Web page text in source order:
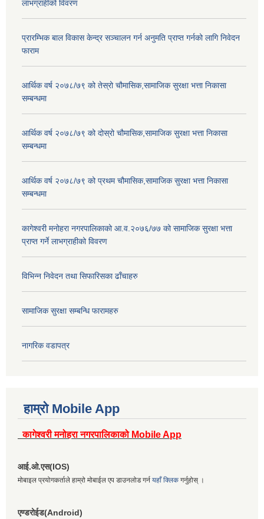
लाभग्राहीको विवरण
प्रारम्भिक बाल विकास केन्द्र सञ्चालन गर्न अनुमति प्राप्त गर्नको लागि निवेदन
फाराम
आर्थिक वर्ष २०७८/७९ को तेस्रो चौमासिक,सामाजिक सुरक्षा भत्ता निकासा
सम्बन्धमा
आर्थिक वर्ष २०७८/७९ को दोस्रो चौमासिक,सामाजिक सुरक्षा भत्ता निकासा
सम्बन्धमा
आर्थिक वर्ष २०७८/७९ को प्रथम चौमासिक,सामाजिक सुरक्षा भत्ता निकासा
सम्बन्धमा
कागेश्वरी मनोहरा नगरपालिकाको आ.व.२०७६/७७ को सामाजिक सुरक्षा भत्ता
प्राप्त गर्ने लाभग्राहीको विवरण
विभिन्न निवेदन तथा सिफारिसका ढाँचाहरु
सामाजिक सुरक्षा सम्बन्धि फारामहरु
नागरिक वडापत्र
हाम्रो Mobile App
कागेश्वरी मनोहरा नगरपालिकाको Mobile App
आई.ओ.एस(IOS)
मोबाइल प्रयोगकर्ताले हाम्रो मोबाईल एप डाउनलोड गर्न यहाँ क्लिक गर्नुहोस् ।
एण्डरोईड(Android)